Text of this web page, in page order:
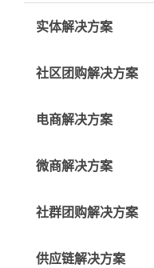
实体解决方案
社区团购解决方案
电商解决方案
微商解决方案
社群团购解决方案
供应链解决方案